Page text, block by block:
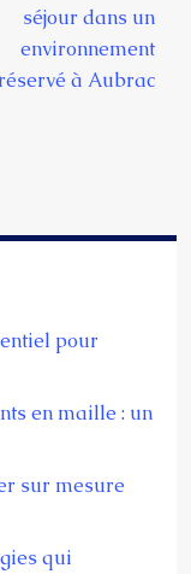
séjour dans un
environnement
à Aubrac
pour
en maille : un
sur mesure
qui